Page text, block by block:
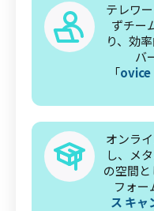
テレワ
ずチー
り、効
バ
「ovice
オンラ
し、メ
の空間
フォー
ス キャ